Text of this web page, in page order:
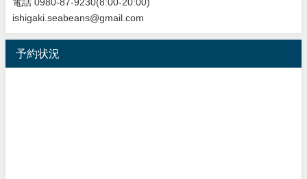
電話 0980-87-9230(8:00-20:00)
ishigaki.seabeans@gmail.com
予約状況